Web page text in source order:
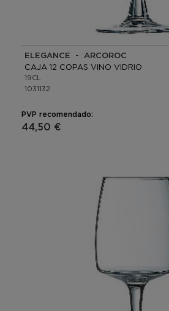
ELEGANCE - ARCOROC
CAJA 12 COPAS VINO VIDRIO
19CL
1031132
PVP recomendado:
44,50 €